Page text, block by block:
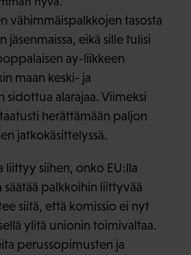
vähimmäispalkkojen tasosta
jäsenmaissa, eikä sille tulisi
ay-liikkeen
maan keski- ja
sidottua alarajaa. Viimeksi
herättämään paljon
jatkokäsittelyssä.
liittyy siihen, onko EU:lla
palkkoihin liittyvää
siitä, että komissio ei nyt
ylitä unionin toimivaltaa.
perussopimusten ja